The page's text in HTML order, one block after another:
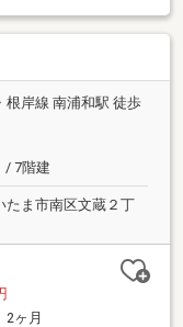
根岸線 南浦和駅 徒歩
/ 7階建
たま市南区文蔵２丁
2ヶ月